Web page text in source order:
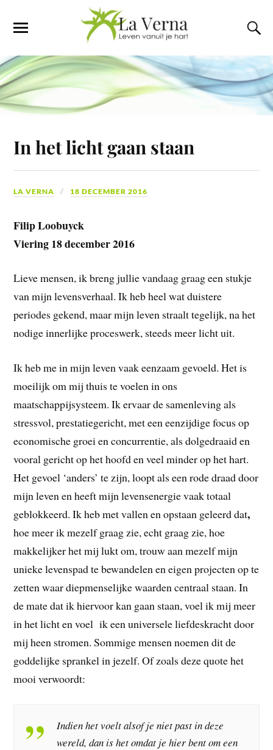
In het licht gaan staan
LA VERNA 18 DECEMBER 2016
Filip Loobuyck
Viering 18 december 2016
Lieve mensen, ik breng jullie vandaag graag een stukje
van mijn levensverhaal. Ik heb heel wat duistere
periodes gekend, maar mijn leven straalt tegelijk, na het
nodige innerlijke proceswerk, steeds meer licht uit.
Ik heb me in mijn leven vaak eenzaam gevoeld. Het is
moeilijk om mij thuis te voelen in ons
maatschappijsysteem. Ik ervaar de samenleving als
stressvol, prestatiegericht, met een eenzijdige focus op
economische groei en concurrentie, als dolgedraaid en
vooral gericht op het hoofd en veel minder op het hart.
Het gevoel ‘anders’ te zijn, loopt als een rode draad door
mijn leven en heeft mijn levensenergie vaak totaal
geblokkeerd. Ik heb met vallen en opstaan geleerd dat,
hoe meer ik mezelf graag zie, echt graag zie, hoe
makkelijker het mij lukt om, trouw aan mezelf mijn
unieke levenspad te bewandelen en eigen projecten op te
zetten waar diepmenselijke waarden centraal staan. In
de mate dat ik hiervoor kan gaan staan, voel ik mij meer
in het licht en voel ik een universele liefdeskracht door
mij heen stromen. Sommige mensen noemen dit de
goddelijke sprankel in jezelf. Of zoals deze quote het
mooi verwoordt:
Indien het voelt alsof je niet past in deze
wereld, dan is het omdat je hier bent om een